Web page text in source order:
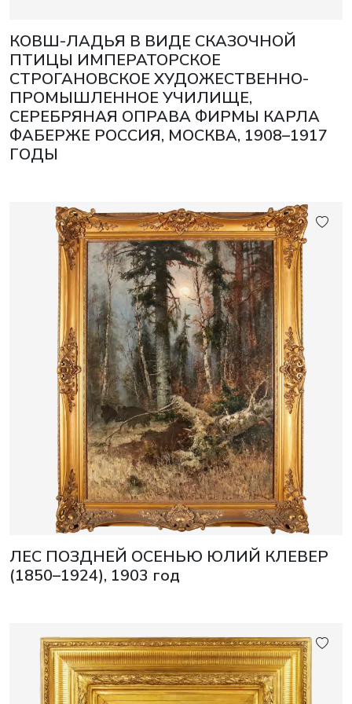
КОВШ-ЛАДЬЯ В ВИДЕ СКАЗОЧНОЙ
ПТИЦЫ ИМПЕРАТОРСКОЕ
СТРОГАНОВСКОЕ ХУДОЖЕСТВЕННО-
ПРОМЫШЛЕННОЕ УЧИЛИЩЕ,
СЕРЕБРЯНАЯ ОПРАВА ФИРМЫ КАРЛА
ФАБЕРЖЕ РОССИЯ, МОСКВА, 1908–1917
ГОДЫ
ЛЕС ПОЗДНЕЙ ОСЕНЬЮ ЮЛИЙ КЛЕВЕР
(1850–1924), 1903 год